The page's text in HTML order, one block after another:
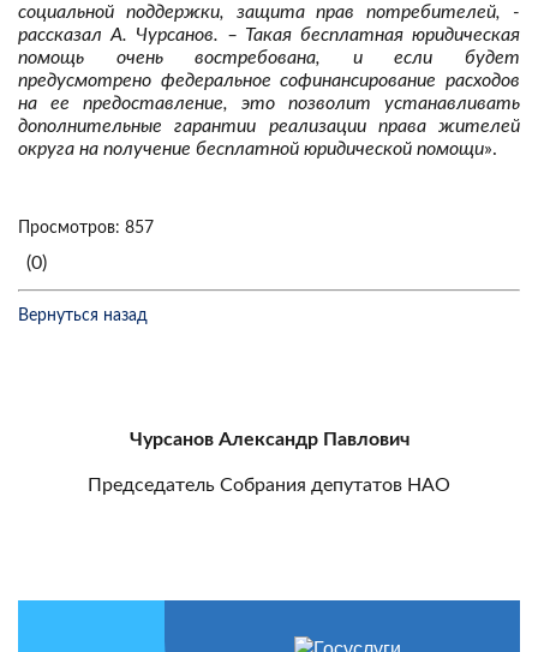
социальной поддержки, защита прав потребителей, -
рассказал А. Чурсанов. – Такая бесплатная юридическая
помощь очень востребована, и если будет
предусмотрено федеральное софинансирование расходов
на ее предоставление, это позволит устанавливать
дополнительные гарантии реализации права жителей
округа на получение бесплатной юридической помощи».
Просмотров: 857
(0)
Вернуться назад
Чурсанов Александр Павлович
Председатель Собрания депутатов НАО